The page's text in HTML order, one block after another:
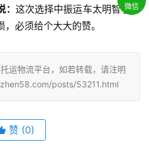
这次选择中振运车太明智了，
必须给个大大的赞。
运物流平台，如若转载，请注明
posts/53211.html
赞 (0)
微信